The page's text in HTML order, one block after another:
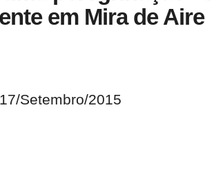
em Mira de Aire
17/Setembro/2015